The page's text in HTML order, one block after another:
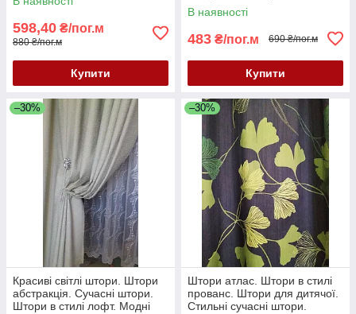
штори
598,40 ₴/пог.м
880 ₴/пог.м
Купити
В наявності
483 ₴/пог.м 690 ₴/пог.м
Купити
–30%
Красиві світлі штори. Штори
абстракція. Сучасні штори.
Штори в стилі лофт. Модні
–30%
Штори атлас. Штори в стилі
прованс. Штори для дитячої.
Стильні сучасні штори.